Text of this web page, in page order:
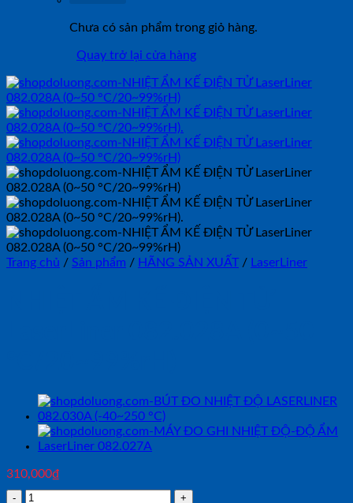
Chưa có sản phẩm trong giỏ hàng.
Quay trở lại cửa hàng
Trang chủ / Sản phẩm / HÃNG SẢN XUẤT / LaserLiner
310,000₫
NHIỆT